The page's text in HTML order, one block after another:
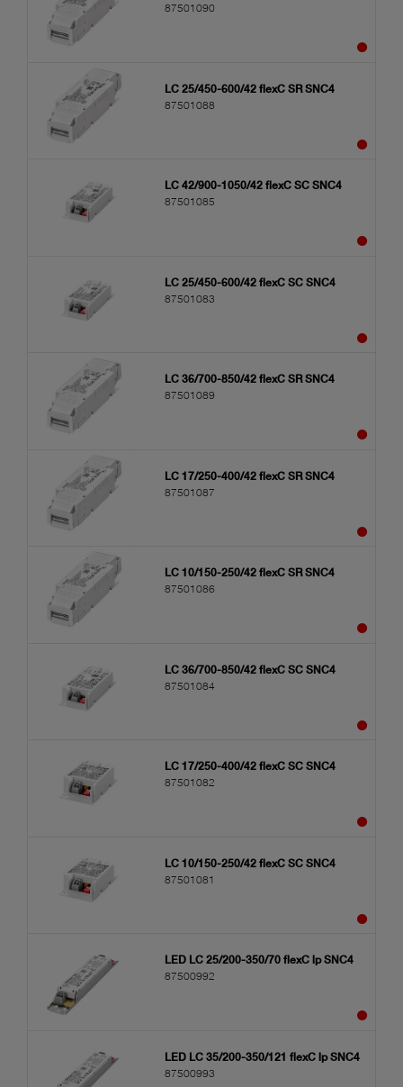
87501090
LC 25/450-600/42 flexC SR SNC4
87501088
LC 42/900-1050/42 flexC SC SNC4
87501085
LC 25/450-600/42 flexC SC SNC4
87501083
LC 36/700-850/42 flexC SR SNC4
87501089
LC 17/250-400/42 flexC SR SNC4
87501087
LC 10/150-250/42 flexC SR SNC4
87501086
LC 36/700-850/42 flexC SC SNC4
87501084
LC 17/250-400/42 flexC SC SNC4
87501082
LC 10/150-250/42 flexC SC SNC4
87501081
LED LC 25/200-350/70 flexC lp SNC4
87500992
LED LC 35/200-350/121 flexC lp SNC4
87500993